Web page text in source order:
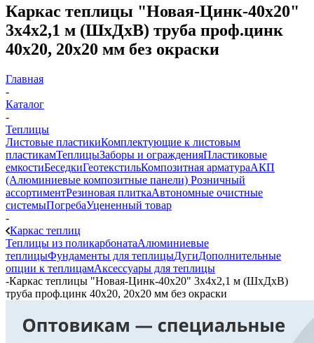
Каркас теплицы "Новая-Цинк-40х20"
3х4х2,1 м (ШхДхВ) труба проф.цинк
40х20, 20х20 мм без окраски
Главная
-
Каталог
-
Теплицы
Листовые пластикиКомплектующие к листовым
пластикамТеплицыЗаборы и огражденияПластиковые
емкостиБеседкиГеотекстильКомпозитная арматураАКП
(Алюминиевые композитные панели) Розничный
ассортиментРезиновая плиткаАвтономные очистные
системыПогребаУцененный товар
-
Каркас теплиц
Теплицы из поликарбонатаАлюминиевые
теплицыФундаменты для теплицыДугиДополнительные
опции к теплицамАксессуары для теплицы
-Каркас теплицы "Новая-Цинк-40х20" 3х4х2,1 м (ШхДхВ)
труба проф.цинк 40х20, 20х20 мм без окраски